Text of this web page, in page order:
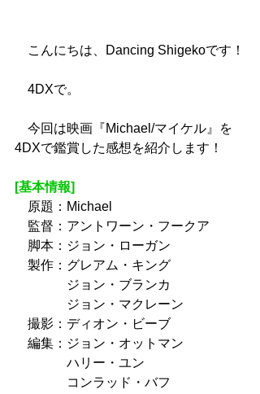
こんにちは、Dancing Shigekoです！
4DXで。
今回は映画『Michael/マイケル』を
4DXで鑑賞した感想を紹介します！
[基本情報]
原題：Michael
監督：アントワーン・フークア
脚本：ジョン・ローガン
製作：グレアム・キング
ジョン・ブランカ
ジョン・マクレーン
撮影：ディオン・ビーブ
編集：ジョン・オットマン
ハリー・ユン
コンラッド・バフ